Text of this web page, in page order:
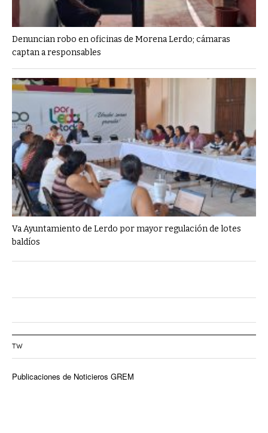
Denuncian robo en oficinas de Morena Lerdo; cámaras
captan a responsables
Va Ayuntamiento de Lerdo por mayor regulación de lotes
baldíos
TW
Publicaciones de Noticieros GREM